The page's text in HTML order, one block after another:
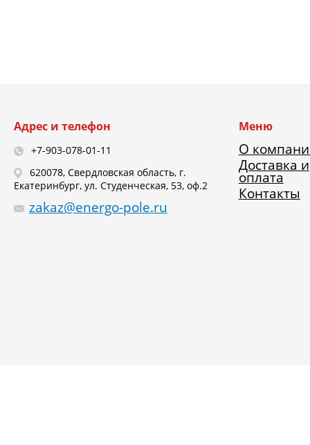
Адрес и телефон
+7-903-078-01-11
620078, Свердловская область, г.
Екатеринбург, ул. Студенческая, 53, оф.2
zakaz@energo-pole.ru
Меню
О
Доставка и
оплата
Контакты